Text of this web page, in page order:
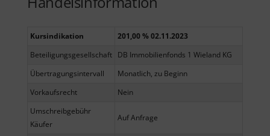
Kursindikation
201,00 % 02.11.2023
Beteiligungsgesellschaft DB Immobilienfonds 1 Wieland KG
Übertragungsintervall
Monatlich, zu Beginn
Vorkaufsrecht
Nein
Umschreibgebühr
Käufer
Auf Anfrage